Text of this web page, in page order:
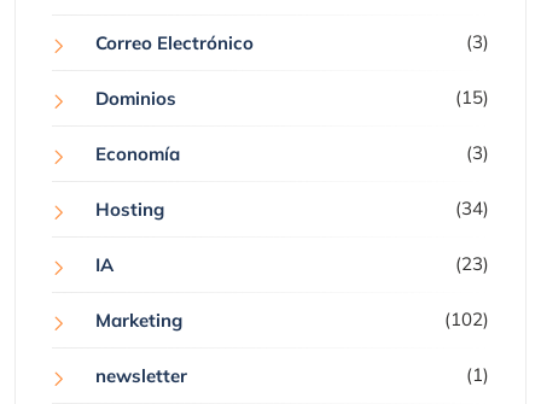
Correo Electrónico (3)
Dominios (15)
Economía (3)
Hosting (34)
IA (23)
Marketing (102)
newsletter (1)